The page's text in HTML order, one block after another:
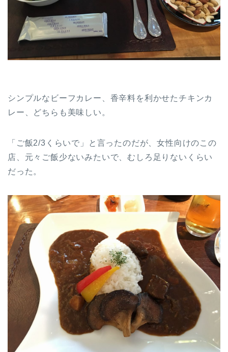
シンプルなビーフカレー、香辛料を利かせたチキンカ
レー、どちらも美味しい。
「ご飯2/3くらいで」と言ったのだが、女性向けのこの
店、元々ご飯少ないみたいで、むしろ足りないくらい
だった。